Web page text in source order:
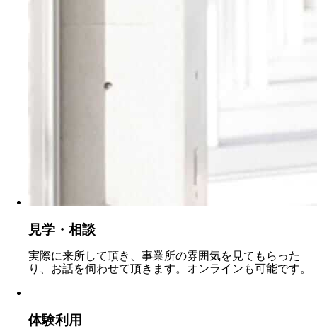
見学・相談
実際に来所して頂き、事業所の雰囲気を見てもらった
り、お話を伺わせて頂きます。オンラインも可能です。
体験利用